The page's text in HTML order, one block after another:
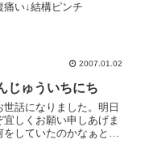
痛い↓結構ピンチ
2007.01.02
じゅういちにち
話になりました。明日
しくお願い申しあげま
をしていたのかなぁと考